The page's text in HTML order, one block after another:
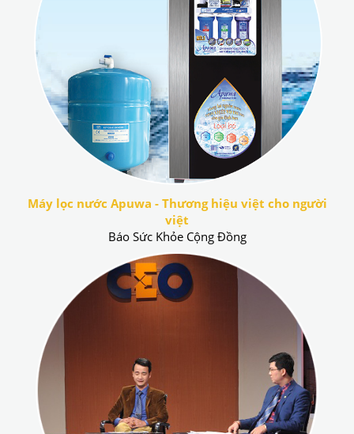
Máy lọc nước Apuwa - Thương hiệu việt cho người
việt
Báo Sức Khỏe Cộng Đồng